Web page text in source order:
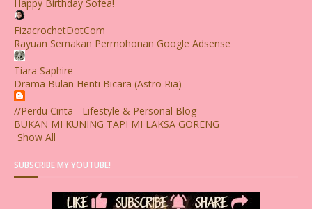
Happy Birthday Sofea!
FizacrochetDotCom
Rayuan Semakan Permohonan Google Adsense
Tiara Saphire
Drama Bulan Henti Bicara (Astro Ria)
//Perdu Cinta - Lifestyle & Personal Blog
BUKAN MI KUNING TAPI MI LAKSA GORENG
Show All
SUBSCRIBE MY YOUTUBE!